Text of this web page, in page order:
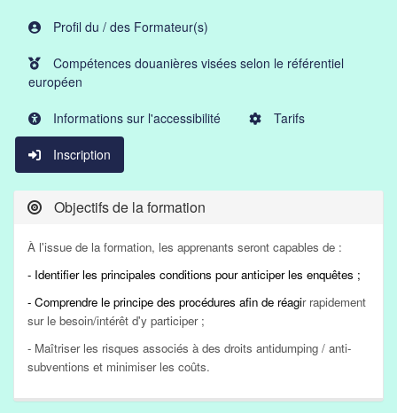
Profil du / des Formateur(s)
Compétences douanières visées selon le référentiel
européen
Informations sur l'accessibilité Tarifs
Inscription
Objectifs de la formation
À l'issue de la formation, les apprenants seront capables de :
- Identifier les principales conditions pour anticiper les enquêtes ;
- Comprendre le principe des procédures afin de réagir rapidement
sur le besoin/intérêt d'y participer ;
- Maîtriser les risques associés à des droits antidumping / anti-
subventions et minimiser les coûts.